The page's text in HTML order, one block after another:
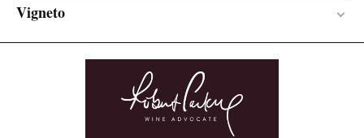
PERIODO DI
TIPO DI LEGNO Rovere francese
Vigneto
La Bicuerca y Fuenteseca
15 anni
Marna / Calcareo / Sabbia